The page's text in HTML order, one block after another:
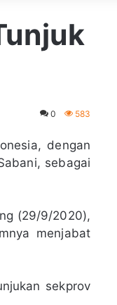
0 583
dengan
sebagai
(29/9/2020),
menjabat
sekprov